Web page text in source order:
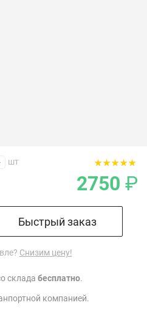
шт
2750 ₽
Быстрый заказ
Снизим цену!
склада бесплатно.
компанией.